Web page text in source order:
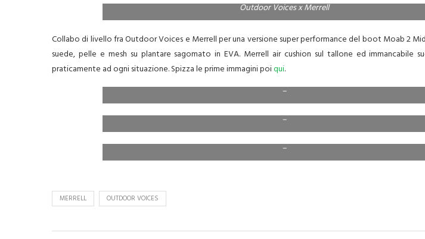
Outdoor Voices x Merrell
Collabo di livello fra Outdoor Voices e Merrell per una versione super performance del boot Moab 2
suede, pelle e mesh su plantare sagomato in EVA. Merrell air cushion sul tallone ed immancabile
praticamente ad ogni situazione. Spizza le prime immagini poiqui.
–
–
–
MERRELL OUTDOOR VOICES